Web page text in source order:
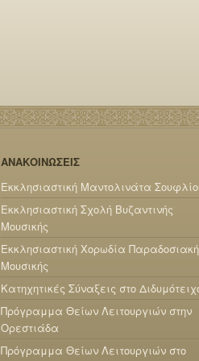
ΑΝΑΚΟΙΝΩΣΕΙΣ
Εκκλησιαστική Μαντολινάτα
Εκκλησιαστική Σχολή Βυζαντινής
Μουσικής
Εκκλησιαστική Χορωδία
Μουσικής
Κατηχητικές Σύναξεις στο
Πρόγραμμα Θείων Λειτουργιών στην
Ορεστιάδα
Πρόγραμμα Θείων Λειτουργιών στο